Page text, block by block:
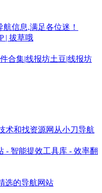
信息,满足各位迷！
| 拔草哦
合集|线报坊土豆|线报坊
术和找资源网从小刀导航
- 智能提效工具库 - 效率翻
选的导航网站